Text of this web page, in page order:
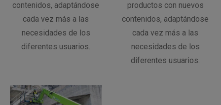
contenidos, adaptándose
cada vez más a las
necesidades de los
diferentes usuarios.
productos con nuevos
contenidos, adaptándose
cada vez más a las
necesidades de los
diferentes usuarios.